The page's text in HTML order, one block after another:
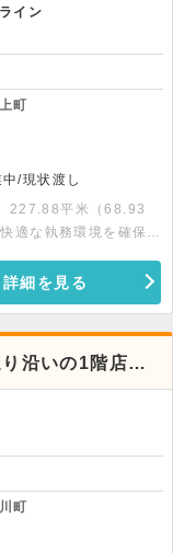
イン
町
/現状渡し
227.88平米（68.93
適な執務環境を確保で
詳細を見る
沿いの1階店舗
町